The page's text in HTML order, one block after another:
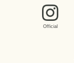
Official